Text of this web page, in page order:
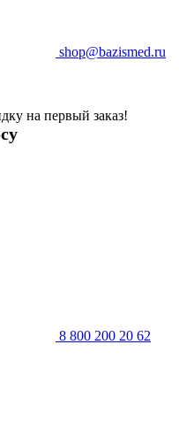
shop@bazismed.ru
на первый заказ!
8 800 200 20 62